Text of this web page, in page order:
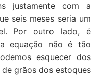
justamente com a
seis meses seria um
Por outro lado, é
equação não é tão
esquecer dos
grãos dos estoques